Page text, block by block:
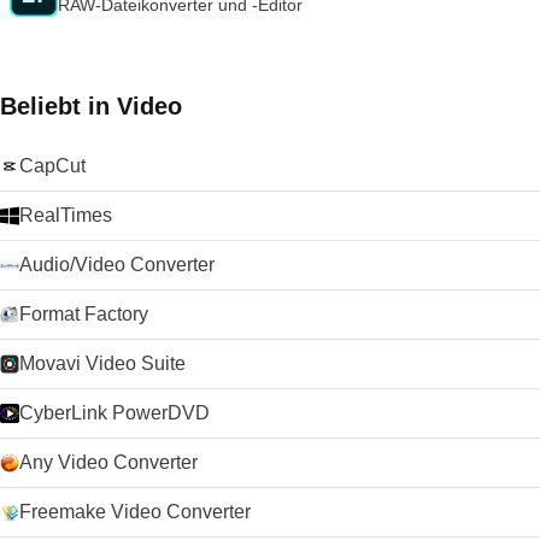
für alternative Browser an, wenn Sie nach etwas anderem
RAW-Dateikonverter und -Editor
Beliebt in Video
CapCut
RealTimes
Audio/Video Converter
Format Factory
Movavi Video Suite
CyberLink PowerDVD
Any Video Converter
Freemake Video Converter